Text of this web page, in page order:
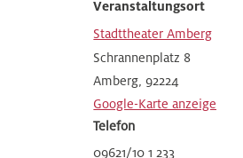
Veranstaltungsort
Stadttheater Amberg
Schrannenplatz 8
Amberg, 92224
Google-Karte anzeigen
Telefon
09621/10 1 233